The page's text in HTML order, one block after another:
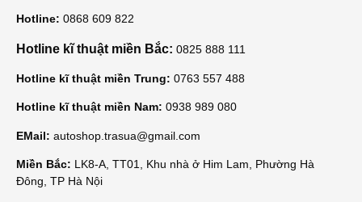
Hotline: 0868 609 822
Hotline kĩ thuật miền Bắc: 0825 888 111
Hotline kĩ thuật miền Trung: 0763 557 488
Hotline kĩ thuật miền Nam: 0938 989 080
EMail: autoshop.trasua@gmail.com
Miền Bắc: LK8-A, TT01, Khu nhà ở Him Lam, Phường Hà
Đông, TP Hà Nội